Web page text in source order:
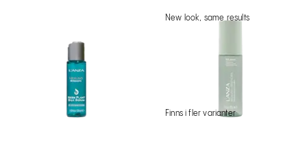
New look, same results
Finns i fler varianter